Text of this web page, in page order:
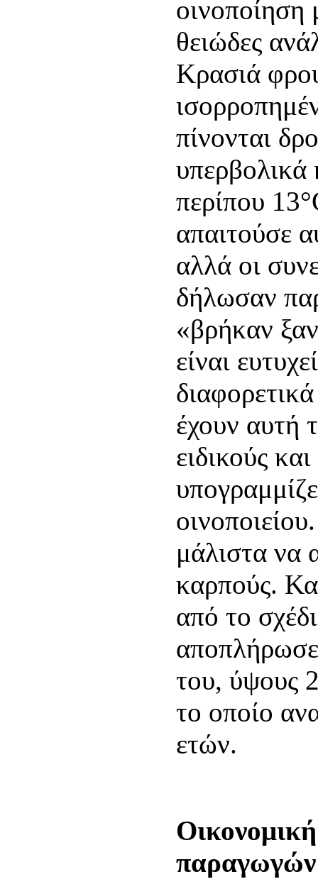
οινοποίηση
θειώδες
Κρασιά
πίνονται
περίπου
απαιτούσε
αλλά οι
δήλωσαν
«βρήκαν
είναι
έχουν αυτή
ειδικούς
μάλιστα να
καρπούς.
από το
του, ύψους
το οποίο
ετών.
παραγωγών